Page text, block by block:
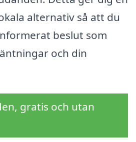
alternativ så att du
beslut som
och din
gratis och utan